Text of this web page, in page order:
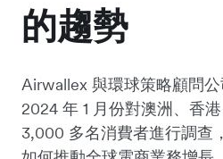
的趨勢
Airwallex 與環球策略顧問
2024 年 1 月份對澳洲、香
3,000 多名消費者進行調查